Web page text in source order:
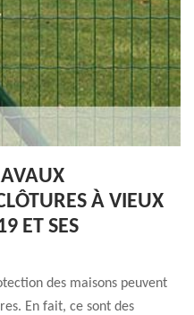
À VIEUX
ET SES
des maisons peuvent
En fait, ce sont des